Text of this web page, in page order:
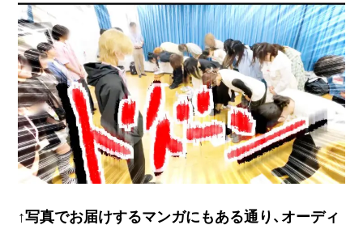
↑写真でお届けするマンガにもある通り、オーディ